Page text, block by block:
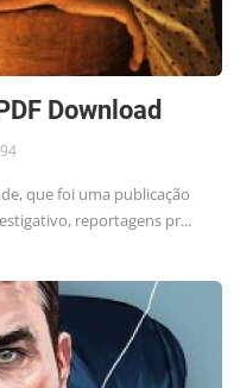
Download
94
que foi uma publicação
reportagens pr...